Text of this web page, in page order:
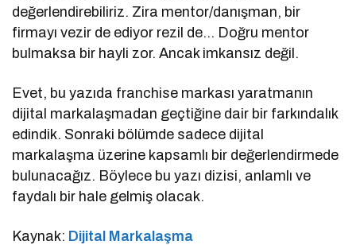
değerlendirebiliriz. Zira mentor/danışman, bir
firmayı vezir de ediyor rezil de… Doğru mentor
bulmaksa bir hayli zor. Ancak imkansız değil.
Evet, bu yazıda franchise markası yaratmanın
dijital markalaşmadan geçtiğine dair bir farkındalık
edindik. Sonraki bölümde sadece dijital
markalaşma üzerine kapsamlı bir değerlendirmede
bulunacağız. Böylece bu yazı dizisi, anlamlı ve
faydalı bir hale gelmiş olacak.
Kaynak: Dijital Markalaşma